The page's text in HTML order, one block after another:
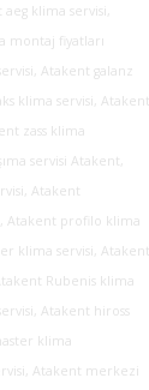
klima servisi,
montaj fiyatları
Atakent galanz
klima servisi, Atakent
zass klima
servisi Atakent,
Atakent
Atakent profilo klima
klima servisi, Atakent
Rubenis klima
Atakent hiross
klima
Atakent merkezi